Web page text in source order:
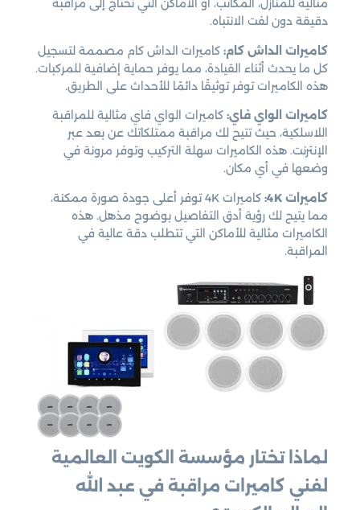
مثالية للمنازل، المكاتب، أو الأماكن التي تحتاج إلى مراقبة
دقيقة دون لفت الانتباه.
كاميرات الداش كام: كاميرات الداش كام مصممة لتسجيل
كل ما يحدث أثناء القيادة، مما يوفر حماية إضافية للمركبات.
هذه الكاميرات توفر توثيقًا دائمًا للأحداث على الطريق.
كاميرات الواي فاي: كاميرات الواي فاي مثالية للمراقبة
اللاسلكية، حيث تتيح لك مراقبة ممتلكاتك عن بعد عبر
الإنترنت. هذه الكاميرات سهلة التركيب وتوفر مرونة في
وضعها في أي مكان.
كاميرات 4K:
كاميرات 4K توفر أعلى جودة صورة ممكنة،
مما يتيح لك رؤية أدق التفاصيل بوضوح مذهل. هذه
الكاميرات مثالية للأماكن التي تتطلب دقة عالية في
المراقبة.
لماذا تختار مؤسسة الكويت العالمية
لفني كاميرات مراقبة في عبد الله